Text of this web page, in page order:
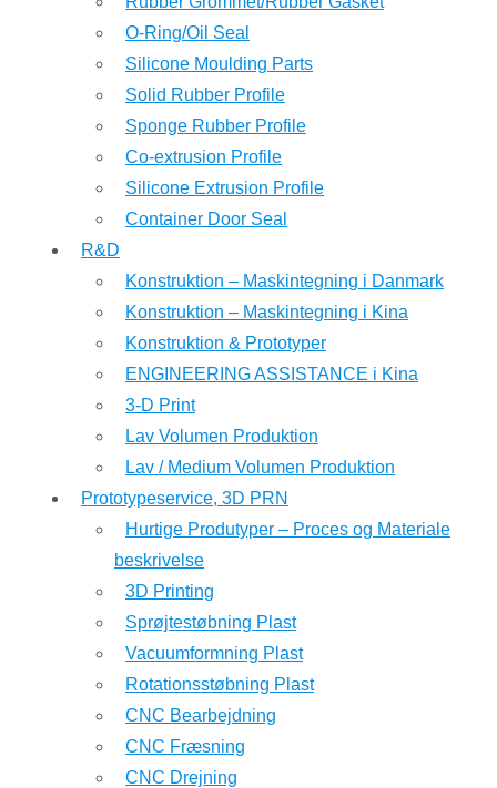
O-Ring/Oil Seal
Silicone Moulding Parts
Solid Rubber Profile
Sponge Rubber Profile
Co-extrusion Profile
Silicone Extrusion Profile
Container Door Seal
R&D
Konstruktion – Maskintegning i Danmark
Konstruktion – Maskintegning i Kina
Konstruktion & Prototyper
ENGINEERING ASSISTANCE i Kina
3-D Print
Lav Volumen Produktion
Lav / Medium Volumen Produktion
Prototypeservice, 3D PRN
Hurtige Produtyper – Proces og Materiale
beskrivelse
3D Printing
Sprøjtestøbning Plast
Vacuumformning Plast
Rotationsstøbning Plast
CNC Bearbejdning
CNC Fræsning
CNC Drejning